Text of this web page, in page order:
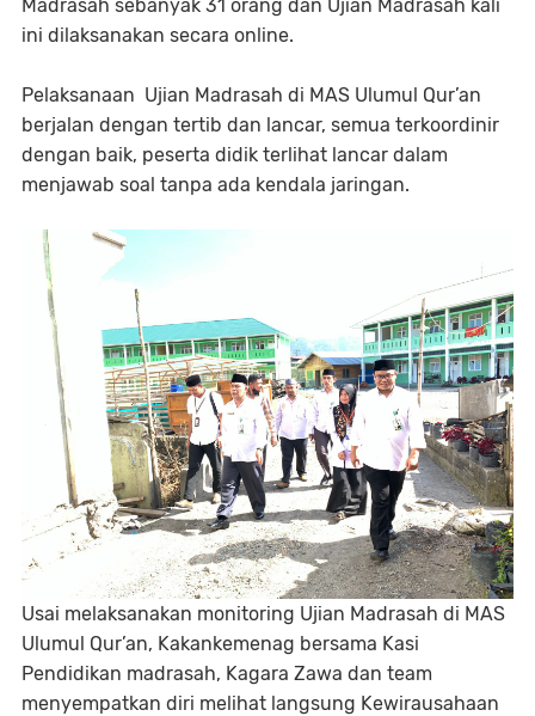
Madrasah sebanyak 31 orang dan Ujian Madrasah kali
ini dilaksanakan secara online.
Pelaksanaan Ujian Madrasah di MAS Ulumul Qur’an
berjalan dengan tertib dan lancar, semua terkoordinir
dengan baik, peserta didik terlihat lancar dalam
menjawab soal tanpa ada kendala jaringan.
Usai melaksanakan monitoring Ujian Madrasah di MAS
Ulumul Qur’an, Kakankemenag bersama Kasi
Pendidikan madrasah, Kagara Zawa dan team
menyempatkan diri melihat langsung Kewirausahaan